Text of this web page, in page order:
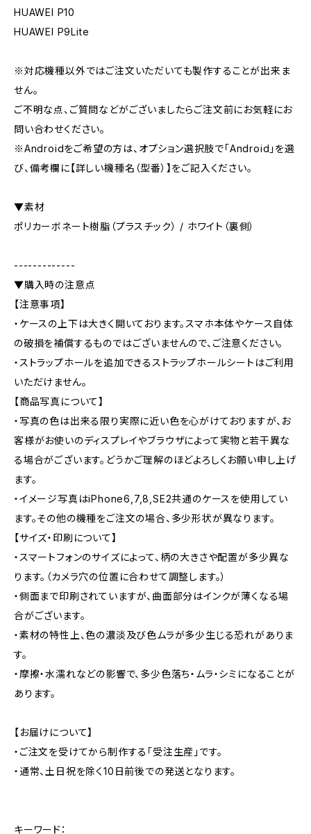
HUAWEI P10
HUAWEI P9Lite
※対応機種以外ではご注文いただいても製作することが出来ま
せん。
ご不明な点、ご質問などがございましたらご注文前にお気軽にお
問い合わせください。
※Androidをご希望の方は、オプション選択肢で「Android」を選
び、備考欄に【詳しい機種名（型番）】をご記入ください。
▼素材
ポリカーボネート樹脂（プラスチック） / ホワイト（裏側）
-------------
▼購入時の注意点
【注意事項】
・ケースの上下は大きく開いております。スマホ本体やケース自体
の破損を補償するものではございませんので、ご注意ください。
・ストラップホールを追加できるストラップホールシートはご利用
いただけません。
【商品写真について】
・写真の色は出来る限り実際に近い色を心がけておりますが、お
客様がお使いのディスプレイやブラウザによって実物と若干異な
る場合がございます。どうかご理解のほどよろしくお願い申し上げ
ます。
・イメージ写真はiPhone6,7,8,SE2共通のケースを使用してい
ます。その他の機種をご注文の場合、多少形状が異なります。
【サイズ・印刷について】
・スマートフォンのサイズによって、柄の大きさや配置が多少異な
ります。（カメラ穴の位置に合わせて調整します。）
・側面まで印刷されていますが、曲面部分はインクが薄くなる場
合がございます。
・素材の特性上、色の濃淡及び色ムラが多少生じる恐れがありま
す。
・摩擦・水濡れなどの影響で、多少色落ち・ムラ・シミになることが
あります。
【お届けについて】
・ご注文を受けてから制作する「受注生産」です。
・通常、土日祝を除く10日前後での発送となります。
キーワード：